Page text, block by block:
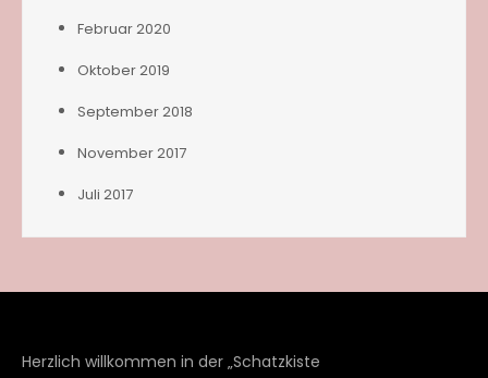
Februar 2020
Oktober 2019
September 2018
November 2017
Juli 2017
Herzlich willkommen in der „Schatzkiste